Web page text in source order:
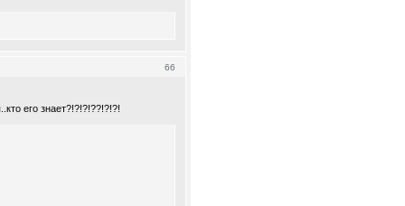
66
его знает?!?!?!??!?!?!